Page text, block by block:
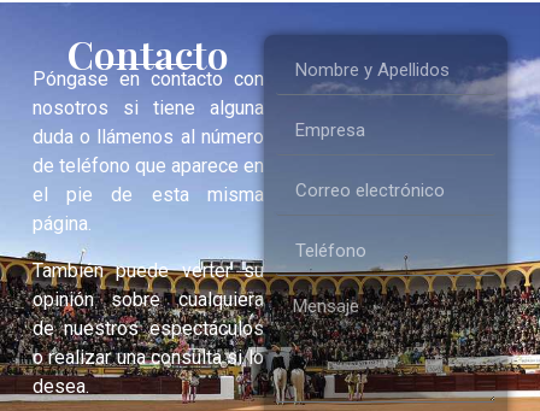
Contacto
Póngase en contacto con
nosotros si tiene alguna
duda o llámenos al número
de teléfono que aparece en
el pie de esta misma
página.
También puede verter su
opinión sobre cualquiera
de nuestros espectáculos
o realizar una consulta si lo
desea.